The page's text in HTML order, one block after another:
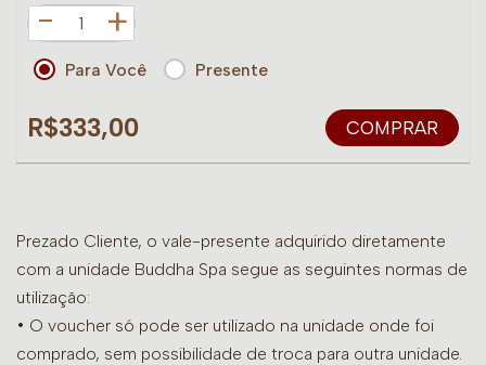
+
Para Você Presente
R$333,00 COMPRAR
Prezado Cliente, o vale-presente adquirido diretamente
com a unidade Buddha Spa segue as seguintes normas de
utilização:
• O voucher só pode ser utilizado na unidade onde foi
comprado, sem possibilidade de troca para outra unidade.